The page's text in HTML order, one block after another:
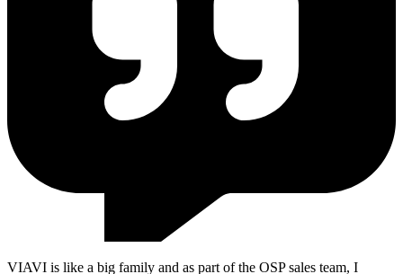
VIAVI is like a big family and as part of the OSP sales team, I